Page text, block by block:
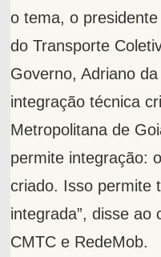
o tema, o
do Transporte
Governo, Adriano
integração técnica
Metropolitana de
permite integração:
criado. Isso permite
integrada”, disse ao
CMTC e RedeMob.